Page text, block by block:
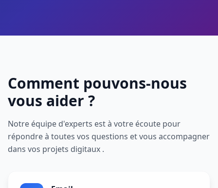
Comment pouvons-nous
vous aider ?
Notre équipe d'experts est à votre écoute pour
répondre à toutes vos questions et vous accompagner
dans vos projets digitaux .